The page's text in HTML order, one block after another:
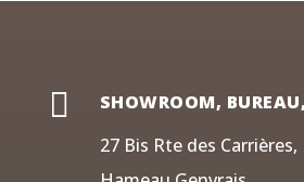

SHOWROOM,
27 Bis Rte des Carrières,